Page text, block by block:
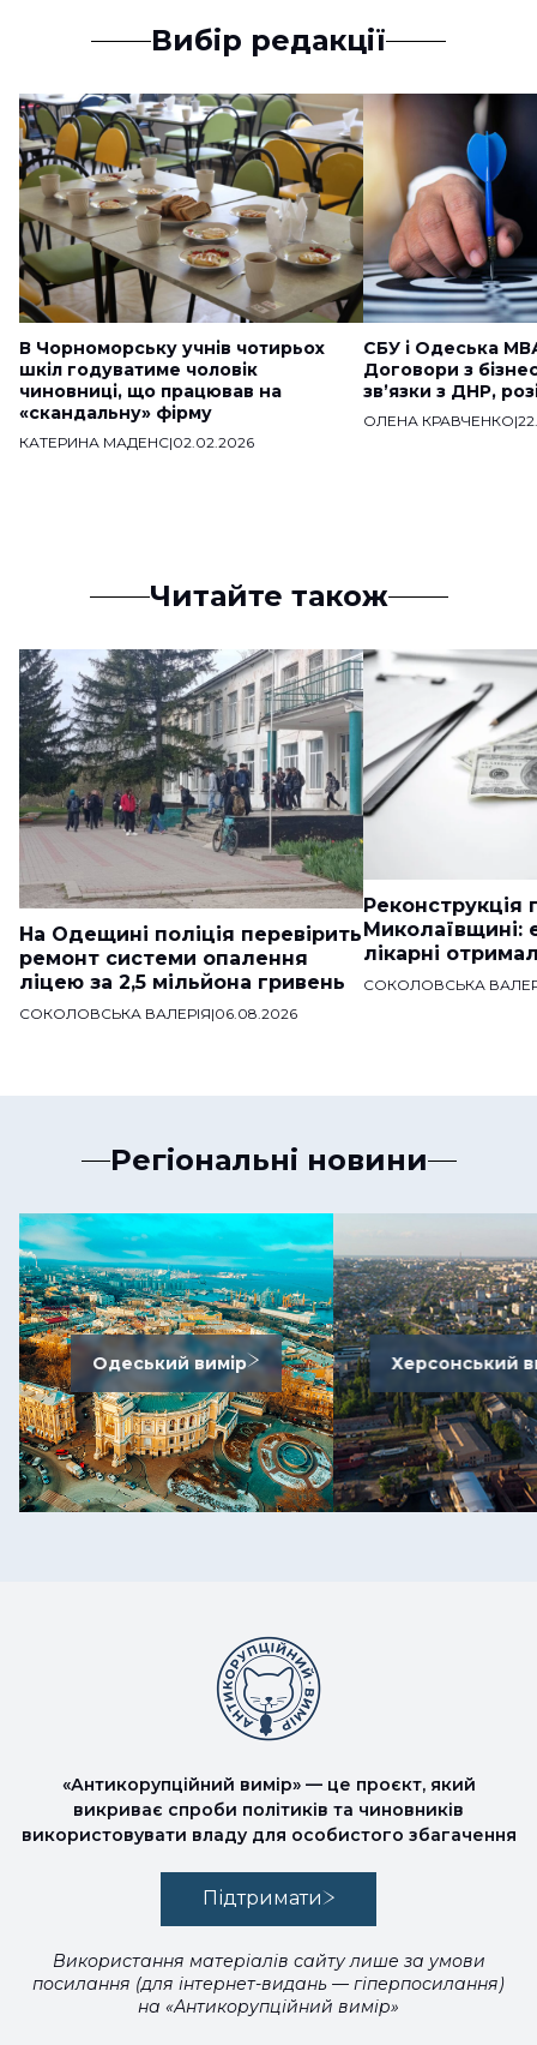
Вибір редакції
В Чорноморську учнів чотирьох
шкіл годуватиме чоловік
чиновниці, що працював на
«скандальну» фірму
КАТЕРИНА МАДЕНС|02.02.2026
СБУ і Одеська
Договори з
звʼязки з ДНР,
ОЛЕНА КРАВЧЕНКО|
Читайте також
На Одещині поліція перевірить
ремонт системи опалення
ліцею за 2,5 мільйона гривень
СОКОЛОВСЬКА ВАЛЕРІЯ|06.08.2026
Реконструкція
Миколаївщині:
лікарні
СОКОЛОВСЬКА
Регіональні новини
Одеський вимір Херсонський
«Антикорупційний вимір» — це проєкт, який
викриває спроби політиків та чиновників
використовувати владу для особистого збагачення
Підтримати
Використання матеріалів сайту лише за умови
посилання (для інтернет-видань — гіперпосилання)
на «Антикорупційний вимір»